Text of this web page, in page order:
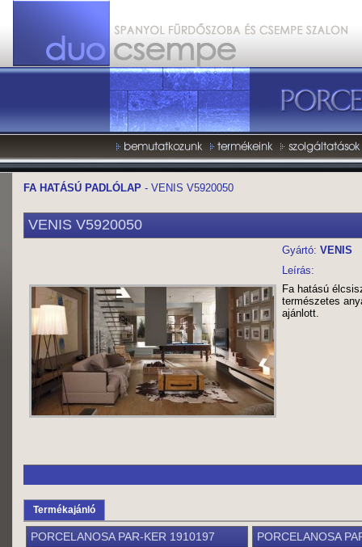
FA HATÁSÚ PADLÓLAP - VENIS V5920050
VENIS V5920050
Gyártó: VENIS
Leírás:
Fa hatású
természetes
ajánlott.
Termékajánló
PORCELANOSA PAR-KER 1910197 PORCELANOSA